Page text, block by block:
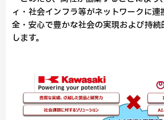
ィ・社会インフラ等がネットワークに
全・安心で豊かな社会の実現および持
します。